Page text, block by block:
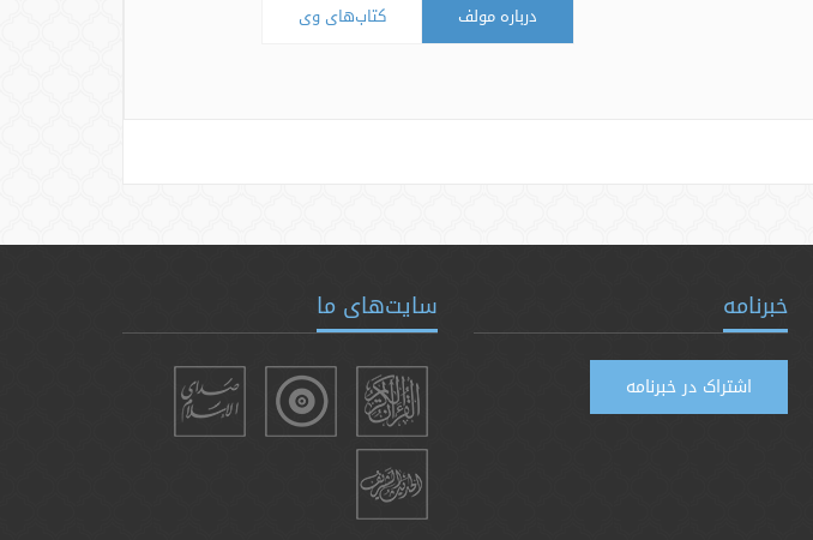
درباره مولف کتاب‌های وی
خبرنامه
اشتراک در خبرنامه
سایت‌های ما